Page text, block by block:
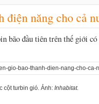
điện năng cho cả
bão đầu tiên trên thế giới có
cột turbin gió. Ảnh: Inhabitat.